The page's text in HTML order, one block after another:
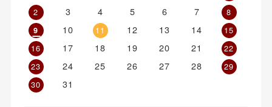
2
3 4 5 6 7 8
9 10 11 12 13 14
15
16
17 18 19 20 21
22
23
24 25 26 27 28
29
30
31